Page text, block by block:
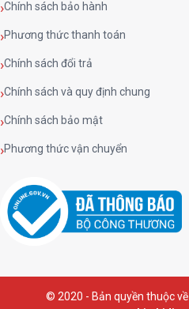
Chính sách bảo hành
Phương thức thanh toán
Chính sách đổi trả
Chính sách và quy định chung
Chính sách bảo mật
Phương thức vận chuyển
© 2020 - Bản quyền thuộc về